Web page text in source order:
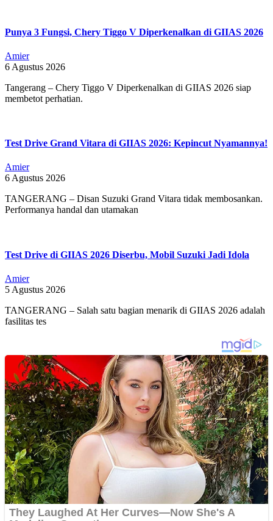
Punya 3 Fungsi, Chery Tiggo V Diperkenalkan di GIIAS 2026
Amier
6 Agustus 2026
Tangerang – Chery Tiggo V Diperkenalkan di GIIAS 2026 siap
membetot perhatian.
Test Drive Grand Vitara di GIIAS 2026: Kepincut Nyamannya!
Amier
6 Agustus 2026
TANGERANG – Disan Suzuki Grand Vitara tidak membosankan.
Performanya handal dan utamakan
Test Drive di GIIAS 2026 Diserbu, Mobil Suzuki Jadi Idola
Amier
5 Agustus 2026
TANGERANG – Salah satu bagian menarik di GIIAS 2026 adalah
fasilitas tes